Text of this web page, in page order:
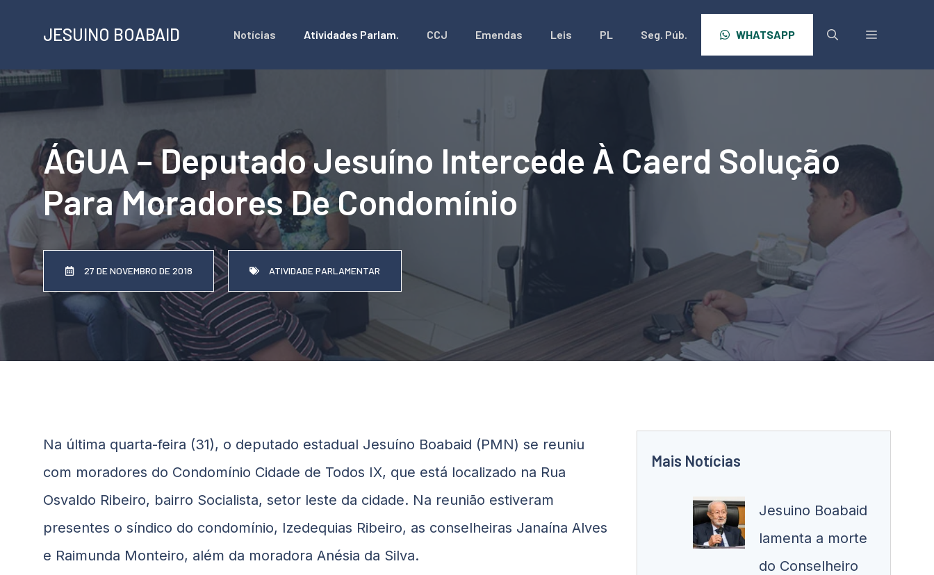
o
JESUINO BOABAID Notícias Atividades Parlam. CCJ Emendas Leis PL Seg. Púb. WHATSAPP
ÁGUA – Deputado Jesuíno Intercede À Caerd Solução
Para Moradores De Condomínio
27 DE NOVEMBRO DE 2018 ATIVIDADE PARLAMENTAR
Na última quarta-feira (31), o deputado estadual Jesuíno Boabaid (PMN) se reuniu
com moradores do Condomínio Cidade de Todos IX, que está localizado na Rua
Osvaldo Ribeiro, bairro Socialista, setor leste da cidade. Na reunião estiveram
presentes o síndico do condomínio, Izedequias Ribeiro, as conselheiras Janaína Alves
e Raimunda Monteiro, além da moradora Anésia da Silva.
Mais Notícias
Jesuino Boabaid
lamenta a morte
do Conselheiro